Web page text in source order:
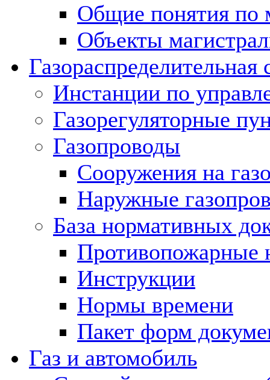
Общие понятия по
Объекты
Газораспределительная
Инстанции по
Газорегуляторные
Газопроводы
Сооружения на
Наружные
База нормативных
Противопожарные
Инструкции
Нормы времени
Пакет форм
Газ и автомобиль